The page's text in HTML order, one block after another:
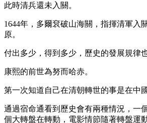
此時清兵還未入關。
1644年，多爾袞破山海關，指揮清軍入
原。
付出多少，得到多少，歷史的發展規律
康熙的前世為努而哈赤。
第一次知道自己在清朝轉世的事是在中國
通過宿命通看到歷史會有兩種情況，一
個大轉盤在轉動，電影情節隨著轉盤運